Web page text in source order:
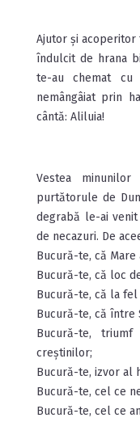
Ajutor și acoperitor
îndulcit de hrana
te-au chemat
nemângâiat prin
cântă: Aliluia!
Vestea
purtătorule de
degrabă le-ai
de necazuri. De
Bucură-te, că
Bucură-te, că loc
Bucură-te, că la
Bucură-te, că între
Bucură-te,
creștinilor;
Bucură-te, izvor al
Bucură-te, cel ce
Bucură-te, cel ce